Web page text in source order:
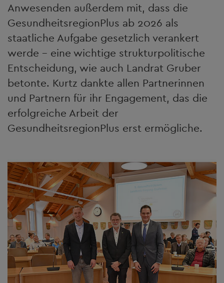
Anwesenden außerdem mit, dass die
GesundheitsregionPlus ab 2026 als
staatliche Aufgabe gesetzlich verankert
werde – eine wichtige strukturpolitische
Entscheidung, wie auch Landrat Gruber
betonte. Kurtz dankte allen Partnerinnen
und Partnern für ihr Engagement, das die
erfolgreiche Arbeit der
GesundheitsregionPlus erst ermögliche.